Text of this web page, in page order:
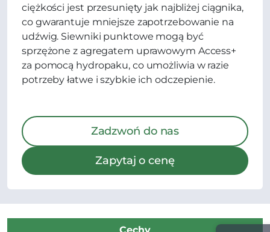
ciężkości jest przesunięty jak najbliżej ciągnika,
co gwarantuje mniejsze zapotrzebowanie na
udźwig. Siewniki punktowe mogą być
sprzężone z agregatem uprawowym Access+
za pomocą hydropaku, co umożliwia w razie
potrzeby łatwe i szybkie ich odczepienie.
Zadzwoń do nas
Zapytaj o cenę